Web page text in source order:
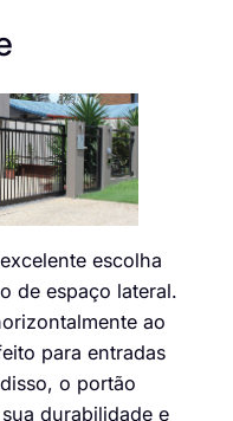
escolha
de espaço lateral.
ao
para entradas
o portão
durabilidade e